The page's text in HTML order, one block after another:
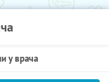
у врача